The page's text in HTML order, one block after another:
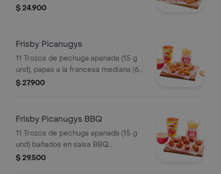
mediana (60 g) y gaseosa (325 ml)
$ 24.900
Frisby Picanugys
11 Trozos de pechuga apanada (15 g
und), papas a la francesa mediana (60
g), ensalada de repollo personal (145
$ 27.900
Frisby Picanugys BBQ
11 Trozos de pechuga apanada (15 g
und) bañados en salsa BBQ
ligeramente picante, papas a la
$ 29.500